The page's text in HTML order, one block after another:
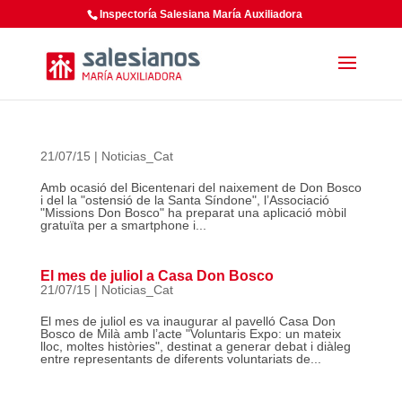
Inspectoría Salesiana María Auxiliadora
21/07/15 | Noticias_Cat
Amb ocasió del Bicentenari del naixement de Don Bosco
i del la "ostensió de la Santa Síndone", l’Associació
"Missions Don Bosco" ha preparat una aplicació mòbil
gratuïta per a smartphone i...
El mes de juliol a Casa Don Bosco
21/07/15 | Noticias_Cat
El mes de juliol es va inaugurar al pavelló Casa Don
Bosco de Milà amb l’acte "Voluntaris Expo: un mateix
lloc, moltes històries", destinat a generar debat i diàleg
entre representants de diferents voluntariats de...